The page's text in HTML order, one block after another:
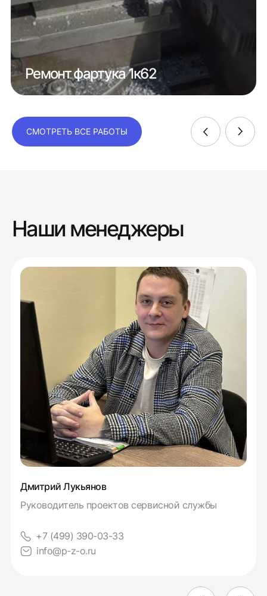
Ремонт фартука 1к62
СМОТРЕТЬ ВСЕ РАБОТЫ
Наши менеджеры
Дмитрий Лукьянов
Руководитель проектов сервисной службы
+7 (499) 390-03-33
info@p-z-o.ru